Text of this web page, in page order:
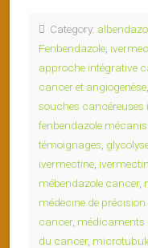
Category:
Fenbendazole
approche intégrative
cancer et angiogenèse
souches cancéreuses
fenbendazole
témoignages
ivermectine
mébendazole cancer,
médecine de
cancer, médicaments
du cancer,